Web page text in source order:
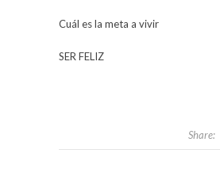
Cuál es la meta a vivir
SER FELIZ
Share: